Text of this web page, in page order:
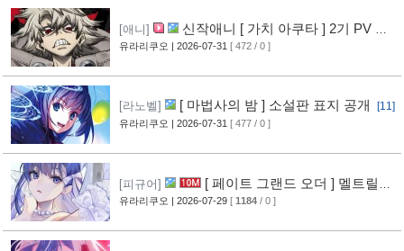
[애니]
신작애니 [ 가치 아쿠타 ] 2기 PV 영
상 공개
[13]
유라리쿠오 | 2026-07-31 [ 472 / 0 ]
[라노벨] [ 마법사의 밤 ] 소설판 표지 공개 [11]
유라리쿠오 | 2026-07-31 [ 477 / 0 ]
[피규어]
[ 페이트 그랜드 오더 ] 멜트릴리
스 신작 피규어 공개 [12]
유라리쿠오 | 2026-07-29 [ 1184 / 0 ]